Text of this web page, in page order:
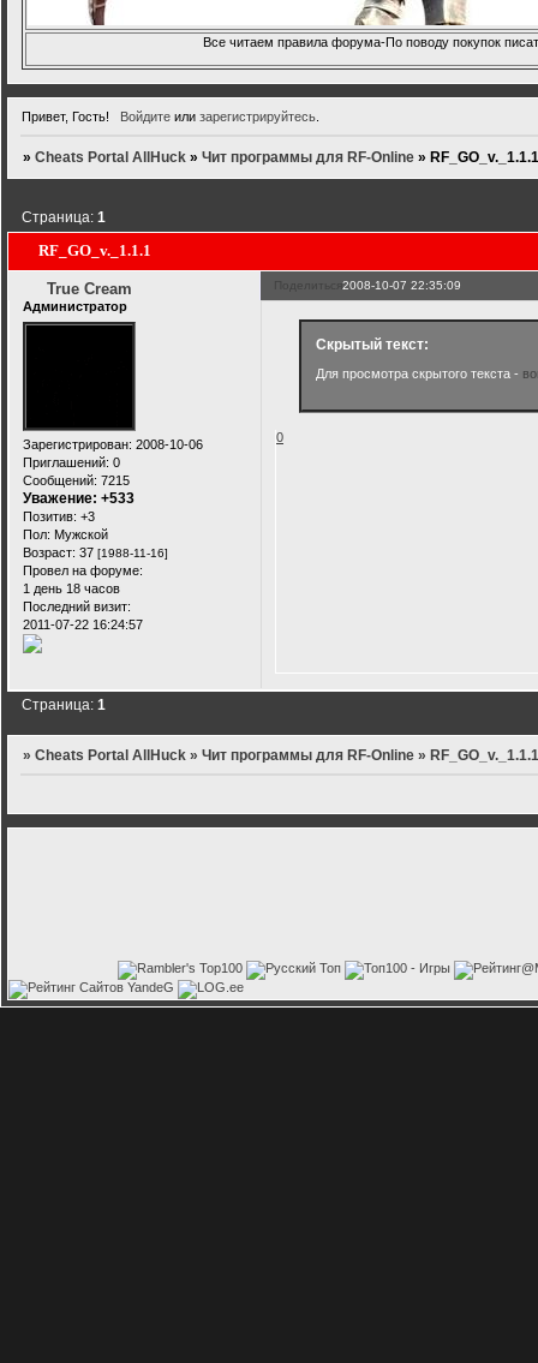
Все читаем правила форума-По поводу покупок
Привет, Гость! Войдитеили зарегистрируйтесь.
»Cheats Portal AllHuck »Чит программы для RF-Online »
RF_GO_v._1.1.1
Страница:1
Поделиться2008-10-07 22:35:09
True Cream
Администратор
Зарегистрирован: 2008-10-06
Приглашений: 0
Сообщений: 7215
Уважение: +533
Позитив: +3
Пол: Мужской
Возраст: 37 [1988-11-16]
Провел на форуме:
1 день 18 часов
Последний визит:
2011-07-22 16:24:57
Скрытый текст:
Для просмотра скрытого текста -
0
Страница:1
»Cheats Portal AllHuck »Чит программы для RF-Online »